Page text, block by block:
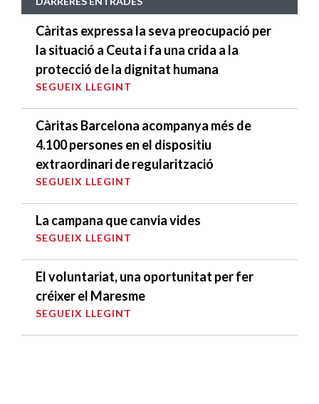
Càritas expressa la seva preocupació per
la situació a Ceuta i fa una crida a la
protecció de la dignitat humana
SEGUEIX LLEGINT
Càritas Barcelona acompanya més de
4.100 persones en el dispositiu
extraordinari de regularització
SEGUEIX LLEGINT
La campana que canvia vides
SEGUEIX LLEGINT
El voluntariat, una oportunitat per fer
créixer el Maresme
SEGUEIX LLEGINT